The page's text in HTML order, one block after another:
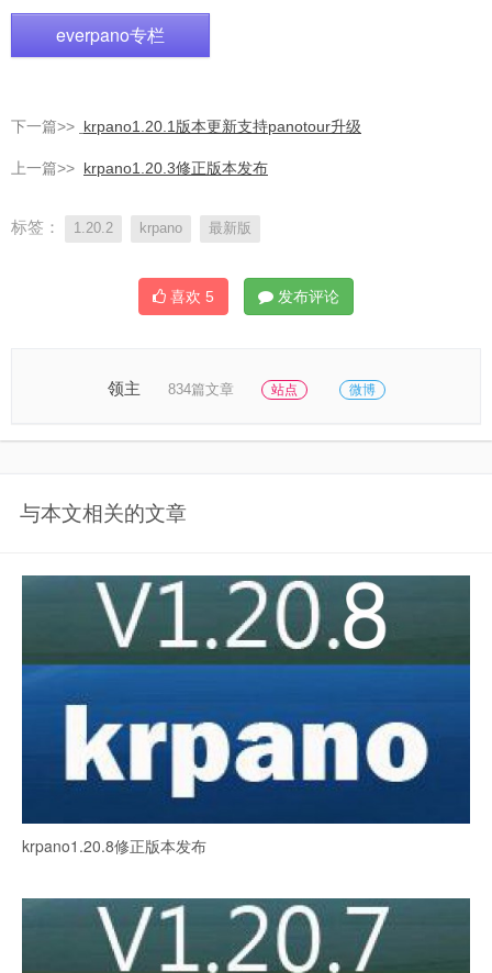
everpano专栏
下一篇>> krpano1.20.1版本更新支持panotour升级
上一篇>> krpano1.20.3修正版本发布
标签： 1.20.2 krpano 最新版
喜欢 5 发布评论
领主 834篇文章 站点 微博
与本文相关的文章
krpano1.20.8修正版本发布